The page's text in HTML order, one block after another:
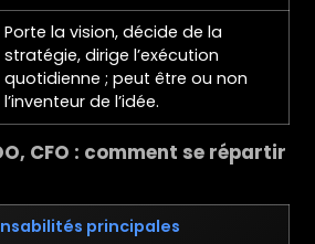
Porte la vision, décide de la
stratégie, dirige l’exécution
quotidienne ; peut être ou non
l’inventeur de l’idée.
CFO : comment se répartir
principales